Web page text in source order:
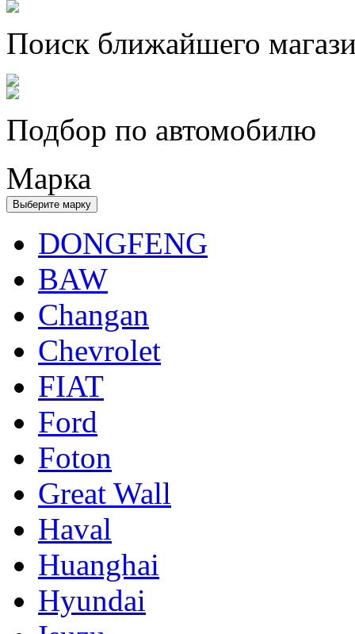
Поиск ближайшего
Подбор по автомобилю
Марка
Выберите марку
DONGFENG
BAW
Changan
Chevrolet
FIAT
Ford
Foton
Great Wall
Haval
Huanghai
Hyundai